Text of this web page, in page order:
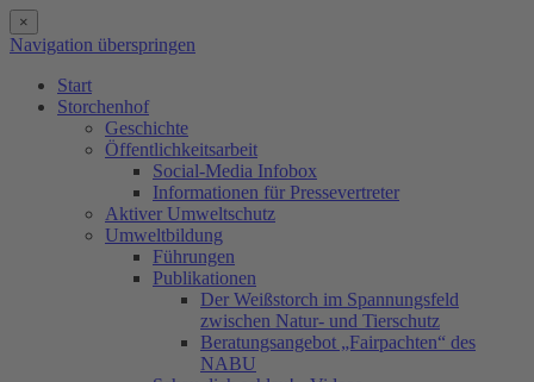
×
Navigation überspringen
Start
Storchenhof
Geschichte
Öffentlichkeitsarbeit
Social-Media Infobox
Informationen für Pressevertreter
Aktiver Umweltschutz
Umweltbildung
Führungen
Publikationen
Der Weißstorch im Spannungsfeld
zwischen Natur- und Tierschutz
Beratungsangebot „Fairpachten“ des
NABU